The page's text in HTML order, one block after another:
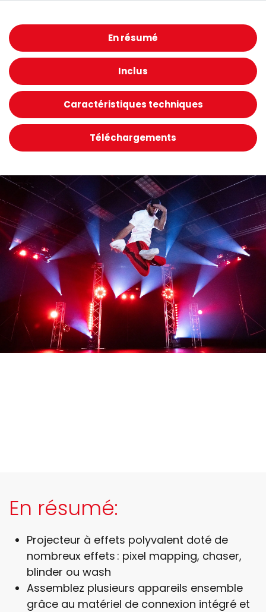
En résumé
Inclus
Caractéristiques techniques
Téléchargements
En résumé:
Projecteur à effets polyvalent doté de
nombreux effets : pixel mapping, chaser,
blinder ou wash
Assemblez plusieurs appareils ensemble
grâce au matériel de connexion intégré et